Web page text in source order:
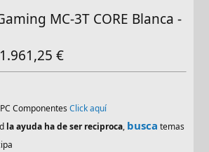
MC-3T CORE Blanca -
€
ComponentesClick aquí
la ayuda ha de ser reciproca, busca temas